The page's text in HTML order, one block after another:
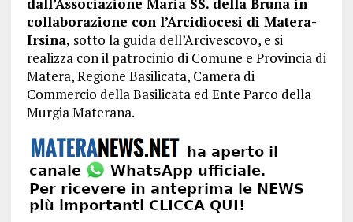
collaborazione con l’Arcidiocesi di Matera-
Irsina, sotto la guida dell’Arcivescovo, e si
realizza con il patrocinio di Comune e Provincia di
Matera, Regione Basilicata, Camera di
Commercio della Basilicata ed Ente Parco della
Murgia Materana.